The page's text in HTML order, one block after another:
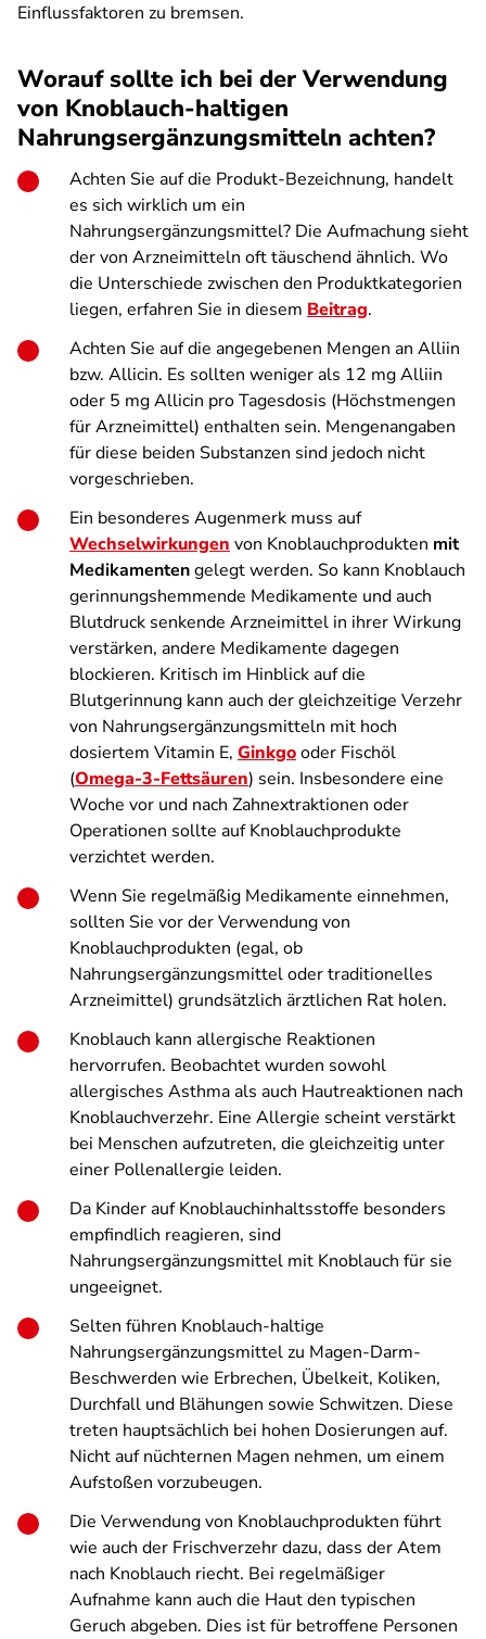
Einflussfaktoren zu bremsen.
Worauf sollte ich bei der Verwendung
von Knoblauch-haltigen
Nahrungsergänzungsmitteln achten?
Achten Sie auf die Produkt-Bezeichnung, handelt
es sich wirklich um ein
Nahrungsergänzungsmittel? Die Aufmachung sieht
der von Arzneimitteln oft täuschend ähnlich. Wo
die Unterschiede zwischen den Produktkategorien
liegen, erfahren Sie in diesem Beitrag.
Achten Sie auf die angegebenen Mengen an Alliin
bzw. Allicin. Es sollten weniger als 12 mg Alliin
oder 5 mg Allicin pro Tagesdosis (Höchstmengen
für Arzneimittel) enthalten sein. Mengenangaben
für diese beiden Substanzen sind jedoch nicht
vorgeschrieben.
Ein besonderes Augenmerk muss auf
Wechselwirkungen von Knoblauchprodukten mit
Medikamentengelegt werden. So kann Knoblauch
gerinnungshemmende Medikamente und auch
Blutdruck senkende Arzneimittel in ihrer Wirkung
verstärken, andere Medikamente dagegen
blockieren. Kritisch im Hinblick auf die
Blutgerinnung kann auch der gleichzeitige Verzehr
von Nahrungsergänzungsmitteln mit hoch
dosiertem Vitamin E, Ginkgooder Fischöl
(Omega-3-Fettsäuren) sein. Insbesondere eine
Woche vor und nach Zahnextraktionen oder
Operationen sollte auf Knoblauchprodukte
verzichtet werden.
Wenn Sie regelmäßig Medikamente einnehmen,
sollten Sie vor der Verwendung von
Knoblauchprodukten (egal, ob
Nahrungsergänzungsmittel oder traditionelles
Arzneimittel) grundsätzlich ärztlichen Rat holen.
Knoblauch kann allergische Reaktionen
hervorrufen. Beobachtet wurden sowohl
allergisches Asthma als auch Hautreaktionen nach
Knoblauchverzehr. Eine Allergie scheint verstärkt
bei Menschen aufzutreten, die gleichzeitig unter
einer Pollenallergie leiden.
Da Kinder auf Knoblauchinhaltsstoffe besonders
empfindlich reagieren, sind
Nahrungsergänzungsmittel mit Knoblauch für sie
ungeeignet.
Selten führen Knoblauch-haltige
Nahrungsergänzungsmittel zu Magen-Darm-
Beschwerden wie Erbrechen, Übelkeit, Koliken,
Durchfall und Blähungen sowie Schwitzen. Diese
treten hauptsächlich bei hohen Dosierungen auf.
Nicht auf nüchternen Magen nehmen, um einem
Aufstoßen vorzubeugen.
Die Verwendung von Knoblauchprodukten führt
wie auch der Frischverzehr dazu, dass der Atem
nach Knoblauch riecht. Bei regelmäßiger
Aufnahme kann auch die Haut den typischen
Geruch abgeben. Dies ist für betroffene Personen